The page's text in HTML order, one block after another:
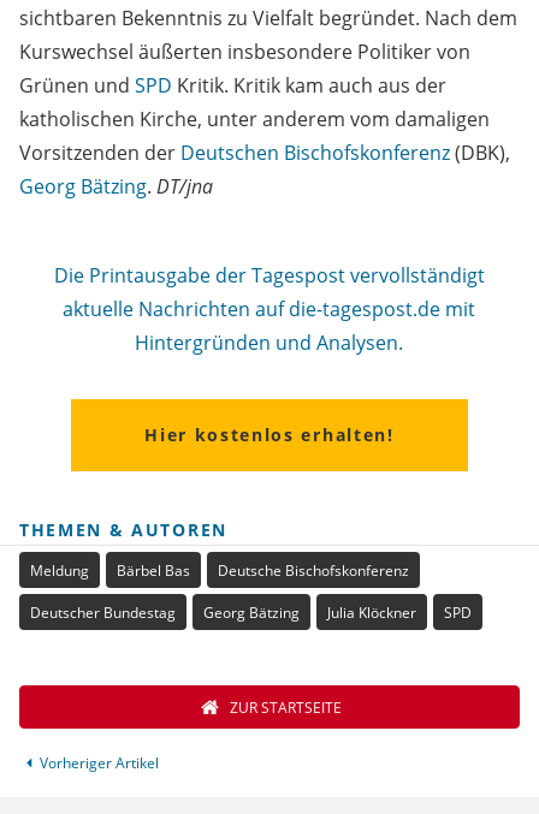
sichtbaren Bekenntnis zu Vielfalt begründet. Nach dem
Kurswechsel äußerten insbesondere Politiker von
Grünen und SPD Kritik. Kritik kam auch aus der
katholischen Kirche, unter anderem vom damaligen
Vorsitzenden der Deutschen Bischofskonferenz(DBK),
Georg Bätzing. DT/jna
Die Printausgabe der Tagespost vervollständigt
aktuelle Nachrichten auf die-tagespost.de mit
Hintergründen und Analysen.
Hier kostenlos erhalten!
THEMEN & AUTOREN
Meldung Bärbel Bas Deutsche Bischofskonferenz
Deutscher Bundestag Georg Bätzing Julia Klöckner SPD
Vorheriger Artikel
ZUR STARTSEITE